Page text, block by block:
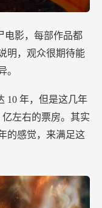
电影，每部作品都
明，观众很期待能
。
10 年，但是这几年
亿左右的票房。其实
的感觉，来满足这